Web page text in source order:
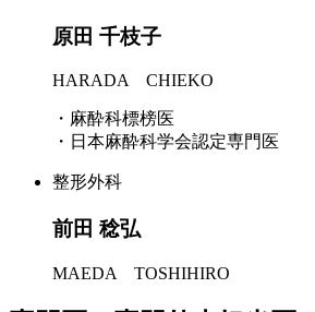
原田 千枝子
HARADA CHIEKO
・麻酔科標榜医
・日本麻酔科学会認定専門医
整形外科
前田 稔弘
MAEDA TOSHIHIRO